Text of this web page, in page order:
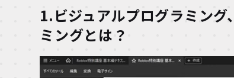
1.ビジュアルプログラミン
ミングとは？